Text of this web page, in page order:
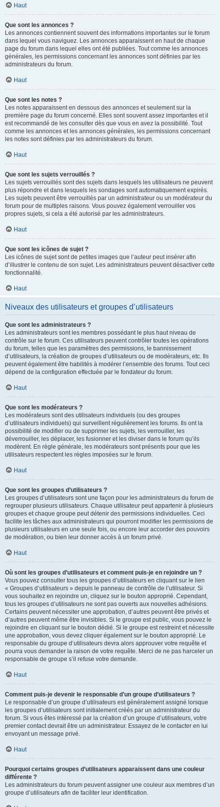
Haut
Que sont les annonces ?
Les annonces contiennent souvent des informations importantes sur le forum
dans lequel vous naviguez. Les annonces apparaissent en haut de chaque
page du forum dans lequel elles ont été publiées. Tout comme les annonces
générales, les permissions concernant les annonces sont définies par les
administrateurs du forum.
Haut
Que sont les notes ?
Les notes apparaissent en dessous des annonces et seulement sur la
première page du forum concerné. Elles sont souvent assez importantes et il
est recommandé de les consulter dès que vous en avez la possibilité. Tout
comme les annonces et les annonces générales, les permissions concernant
les notes sont définies par les administrateurs du forum.
Haut
Que sont les sujets verrouillés ?
Les sujets verrouillés sont des sujets dans lesquels les utilisateurs ne peuvent
plus répondre et dans lesquels les sondages sont automatiquement expirés.
Les sujets peuvent être verrouillés par un administrateur ou un modérateur du
forum pour de multiples raisons. Vous pouvez également verrouiller vos
propres sujets, si cela a été autorisé par les administrateurs.
Haut
Que sont les icônes de sujet ?
Les icônes de sujet sont de petites images que l’auteur peut insérer afin
d’illustrer le contenu de son sujet. Les administrateurs peuvent désactiver cette
fonctionnalité.
Haut
Niveaux des utilisateurs et groupes d’utilisateurs
Que sont les administrateurs ?
Les administrateurs sont les membres possédant le plus haut niveau de
contrôle sur le forum. Ces utilisateurs peuvent contrôler toutes les opérations
du forum, telles que les paramètres des permissions, le bannissement
d’utilisateurs, la création de groupes d’utilisateurs ou de modérateurs, etc. Ils
peuvent également être habilités à modérer l’ensemble des forums. Tout ceci
dépend de la configuration effectuée par le fondateur du forum.
Haut
Que sont les modérateurs ?
Les modérateurs sont des utilisateurs individuels (ou des groupes
d’utilisateurs individuels) qui surveillent régulièrement les forums. Ils ont la
possibilité de modifier ou de supprimer les sujets, les verrouiller, les
déverrouiller, les déplacer, les fusionner et les diviser dans le forum qu’ils
modèrent. En règle générale, les modérateurs sont présents pour que les
utilisateurs respectent les règles imposées sur le forum.
Haut
Que sont les groupes d’utilisateurs ?
Les groupes d’utilisateurs sont une façon pour les administrateurs du forum de
regrouper plusieurs utilisateurs. Chaque utilisateur peut appartenir à plusieurs
groupes et chaque groupe peut détenir des permissions individuelles. Ceci
facilite les tâches aux administrateurs qui pourront modifier les permissions de
plusieurs utilisateurs en une seule fois, ou encore leur accorder des pouvoirs
de modération, ou bien leur donner accès à un forum privé.
Haut
Où sont les groupes d’utilisateurs et comment puis-je en rejoindre un ?
Vous pouvez consulter tous les groupes d’utilisateurs en cliquant sur le lien
« Groupes d’utilisateurs » depuis le panneau de contrôle de l’utilisateur. Si
vous souhaitez en rejoindre un, cliquez sur le bouton approprié. Cependant,
tous les groupes d’utilisateurs ne sont pas ouverts aux nouvelles adhésions.
Certains peuvent nécessiter une approbation, d’autres peuvent être privés et
d’autres peuvent même être invisibles. Si le groupe est public, vous pouvez le
rejoindre en cliquant sur le bouton dédié. Si le groupe est restreint et nécessite
une approbation, vous devez cliquer également sur le bouton approprié. Le
responsable du groupe d’utilisateurs devra alors approuver votre requête et
pourra vous demander la raison de votre requête. Merci de ne pas harceler un
responsable de groupe s’il refuse votre demande.
Haut
Comment puis-je devenir le responsable d’un groupe d’utilisateurs ?
Le responsable d’un groupe d’utilisateurs est généralement assigné lorsque
les groupes d’utilisateurs sont initialement créés par un administrateur du
forum. Si vous êtes intéressé par la création d’un groupe d’utilisateurs, votre
premier contact devrait être un administrateur. Essayez de le contacter en lui
envoyant un message privé.
Haut
Pourquoi certains groupes d’utilisateurs apparaissent dans une couleur
différente ?
Les administrateurs du forum peuvent assigner une couleur aux membres d’un
groupe d’utilisateurs afin de faciliter leur identification.